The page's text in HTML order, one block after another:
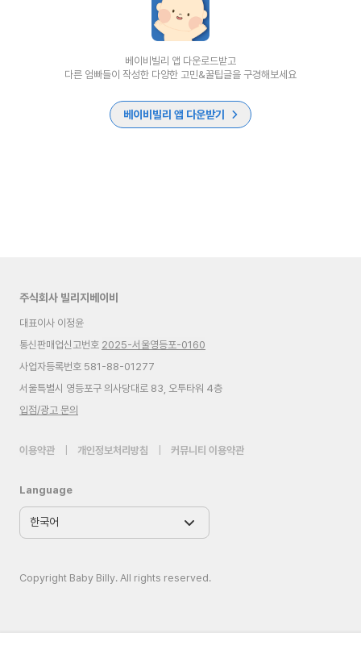
베이비빌리 앱 다운로드받고
다른 엄빠들이 작성한 다양한 고민&꿀팁글을 구경해보세요
베이비빌리 앱 다운받기
주식회사 빌리지베이비
대표이사 이정윤
통신판매업신고번호 2025-서울영등포-0160
사업자등록번호 581-88-01277
서울특별시 영등포구 의사당대로 83, 오투타워 4층
입점/광고 문의
이용약관 개인정보처리방침 커뮤니티 이용약관
Language
Copyright Baby Billy. All rights reserved.